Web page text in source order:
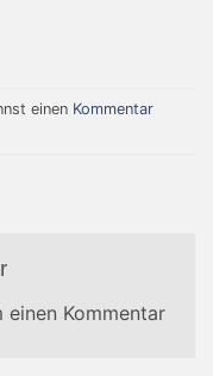
einen Kommentar
einen Kommentar